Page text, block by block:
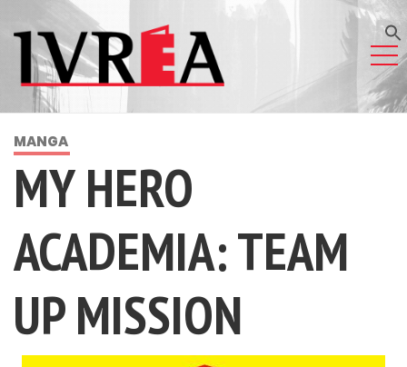
MANGA
MY HERO
ACADEMIA: TEAM
UP MISSION